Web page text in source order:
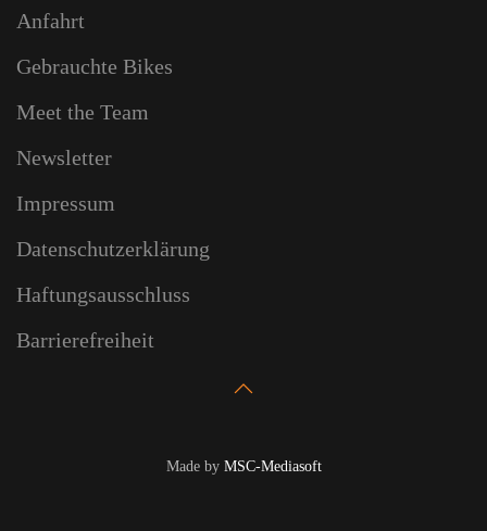
Anfahrt
Gebrauchte Bikes
Meet the Team
Newsletter
Impressum
Datenschutzerklärung
Haftungsausschluss
Barrierefreiheit
Made by MSC-Mediasoft